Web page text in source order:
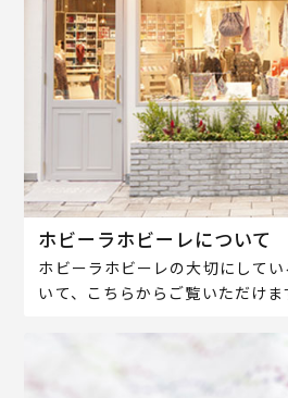
ホビーラホビーレについて
ホビーラホビーレの大切にして
いて、こちらからご覧いただけま